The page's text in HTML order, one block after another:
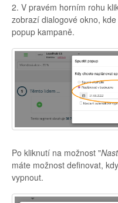
2. V pravém horním rohu
zobrazí dialogové okno,
popup kampaně.
Po kliknutí na možnost "
máte možnost definovat,
vypnout.